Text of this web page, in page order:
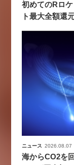
初めてのRロ
ト最大全額還
ニュース 2026.08.07
海からCO2を